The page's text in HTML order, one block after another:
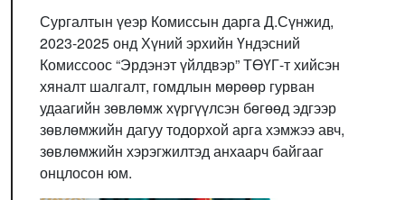
Сургалтын үеэр Комиссын дарга Д.Сүнжид,
2023-2025 онд Хүний эрхийн Үндэсний
Комиссоос “Эрдэнэт үйлдвэр” ТӨҮГ-т хийсэн
хяналт шалгалт, гомдлын мөрөөр гурван
удаагийн зөвлөмж хүргүүлсэн бөгөөд эдгээр
зөвлөмжийн дагуу тодорхой арга хэмжээ авч,
зөвлөмжийн хэрэгжилтэд анхаарч байгааг
онцлосон юм.